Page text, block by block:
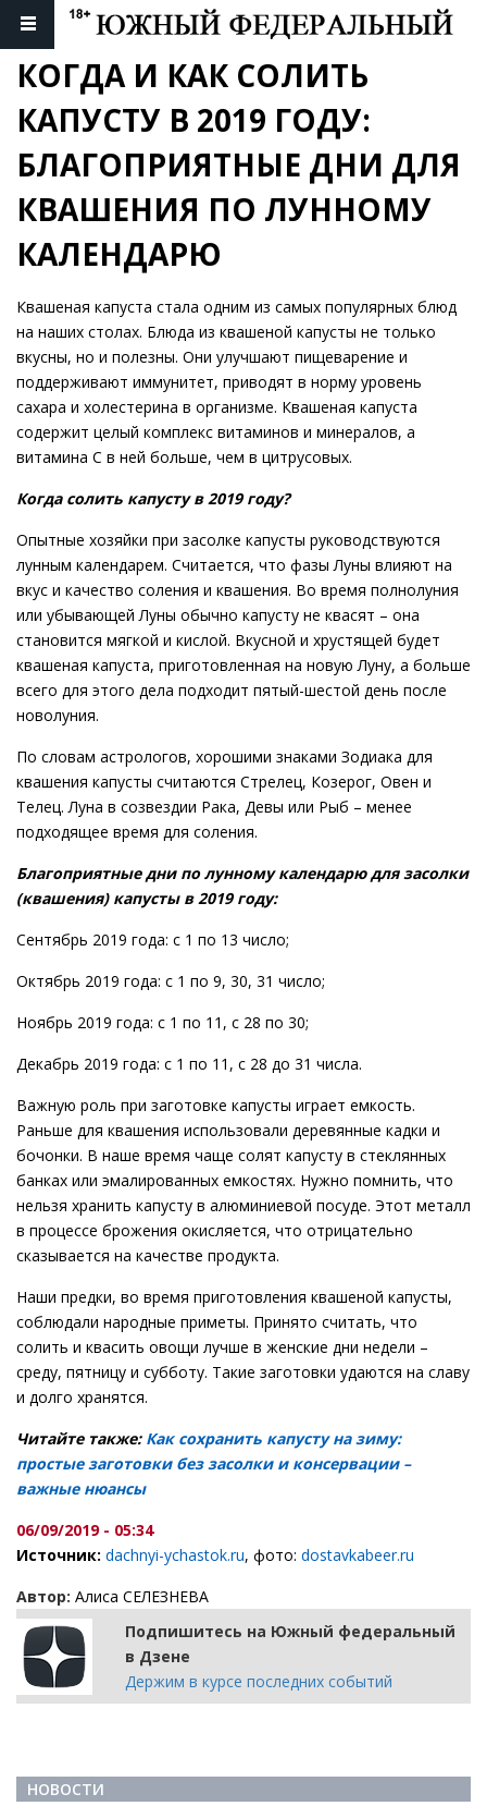
КОГДА И КАК СОЛИТЬ
КАПУСТУ В 2019 ГОДУ:
БЛАГОПРИЯТНЫЕ ДНИ ДЛЯ
КВАШЕНИЯ ПО ЛУННОМУ
КАЛЕНДАРЮ
Квашеная капуста стала одним из самых популярных блюд
на наших столах. Блюда из квашеной капусты не только
вкусны, но и полезны. Они улучшают пищеварение и
поддерживают иммунитет, приводят в норму уровень
сахара и холестерина в организме. Квашеная капуста
содержит целый комплекс витаминов и минералов, а
витамина C в ней больше, чем в цитрусовых.
Когда солить капусту в 2019 году?
Опытные хозяйки при засолке капусты руководствуются
лунным календарем. Считается, что фазы Луны влияют на
вкус и качество соления и квашения. Во время полнолуния
или убывающей Луны обычно капусту не квасят – она
становится мягкой и кислой. Вкусной и хрустящей будет
квашеная капуста, приготовленная на новую Луну, а больше
всего для этого дела подходит пятый-шестой день после
новолуния.
По словам астрологов, хорошими знаками Зодиака для
квашения капусты считаются Стрелец, Козерог, Овен и
Телец. Луна в созвездии Рака, Девы или Рыб – менее
подходящее время для соления.
Благоприятные дни по лунному календарю для засолки
(квашения) капусты в 2019 году:
Сентябрь 2019 года: с 1 по 13 число;
Октябрь 2019 года: с 1 по 9, 30, 31 число;
Ноябрь 2019 года: с 1 по 11, с 28 по 30;
Декабрь 2019 года: с 1 по 11, с 28 до 31 числа.
Важную роль при заготовке капусты играет емкость.
Раньше для квашения использовали деревянные кадки и
бочонки. В наше время чаще солят капусту в стеклянных
банках или эмалированных емкостях. Нужно помнить, что
нельзя хранить капусту в алюминиевой посуде. Этот металл
в процессе брожения окисляется, что отрицательно
сказывается на качестве продукта.
Наши предки, во время приготовления квашеной капусты,
соблюдали народные приметы. Принято считать, что
солить и квасить овощи лучше в женские дни недели –
среду, пятницу и субботу. Такие заготовки удаются на славу
и долго хранятся.
Читайте также: Как сохранить капусту на зиму:
простые заготовки без засолки и консервации –
важные нюансы
06/09/2019 - 05:34
Источник: dachnyi-ychastok.ru, фото: dostavkabeer.ru
Автор: Алиса СЕЛЕЗНЕВА
Подпишитесь на Южный федеральный
в Дзене
Держим в курсе последних событий
НОВОСТИ